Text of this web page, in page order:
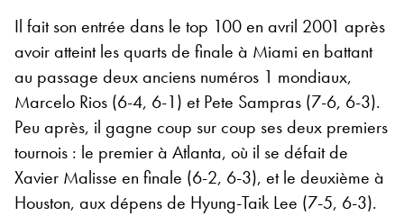
Il fait son entrée dans le top 100 en avril 2001 après
avoir atteint les quarts de finale à Miami en battant
au passage deux anciens numéros 1 mondiaux,
Marcelo Rios (6-4, 6-1) et Pete Sampras (7-6, 6-3).
Peu après, il gagne coup sur coup ses deux premiers
tournois : le premier à Atlanta, où il se défait de
Xavier Malisse en finale (6-2, 6-3), et le deuxième à
Houston, aux dépens de Hyung-Taik Lee (7-5, 6-3).